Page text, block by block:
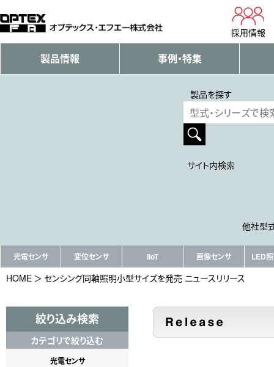
採用情報
製品情報 事例・特集
製品を探す
サイト内検索
他社型
光電センサ 変位センサ IIoT 画像センサ LED照
HOME センシング同軸照明小型サイズを発売 ニュースリリース
絞り込み検索
カテゴリで絞り込む
光電センサ